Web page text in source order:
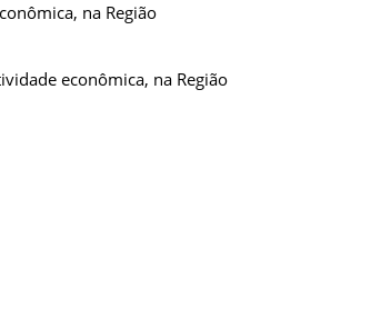
na Região
econômica, na Região